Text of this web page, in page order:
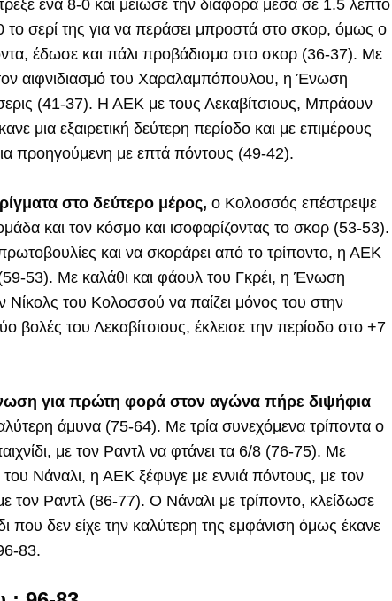
ένα 8-0 και μείωσε την διαφορά μέσα σε 1.5 λεπτό
σερί της για να περάσει μπροστά στο σκορ, όμως ο
έδωσε και πάλι προβάδισμα στο σκορ (36-37). Με
αιφνιδιασμό του Χαραλαμπόπουλου, η Ένωση
(41-37). Η ΑΕΚ με τους Λεκαβίτσιους, Μπράουν
μια εξαιρετική δεύτερη περίοδο και με επιμέρους
προηγούμενη με επτά πόντους (49-42).
στο δεύτερο μέρος, ο Κολοσσός επέστρεψε
και τον κόσμο και ισοφαρίζοντας το σκορ (53-53).
και να σκοράρει από το τρίποντο, η ΑΕΚ
53). Με καλάθι και φάουλ του Γκρέι, η Ένωση
Νίκολς του Κολοσσού να παίζει μόνος του στην
του Λεκαβίτσιους, έκλεισε την περίοδο στο +7
για πρώτη φορά στον αγώνα πήρε διψήφια
άμυνα (75-64). Με τρία συνεχόμενα τρίποντα ο
με τον Ραντλ να φτάνει τα 6/8 (76-75). Με
του Νάναλι, η ΑΕΚ ξέφυγε με εννιά πόντους, με τον
τον Ραντλ (86-77). Ο Νάναλι με τρίποντο, κλείδωσε
που δεν είχε την καλύτερη της εμφάνιση όμως έκανε
83.